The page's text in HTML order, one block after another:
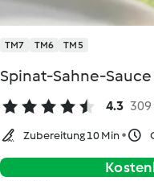
TM7 TM6 TM5
Spinat-Sahne-Sauce
4.3
Zubereitung 10 Min